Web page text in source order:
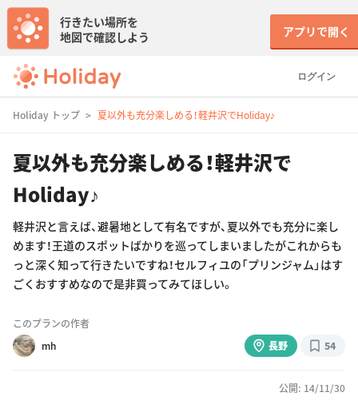
ログイン
行きたい場所を
地図で確認しよう
アプリで開く
Holiday トップ 夏以外も充分楽しめる！軽井沢でHoliday♪
夏以外も充分楽しめる！軽井沢で
Holiday♪
軽井沢と言えば、避暑地として有名ですが、夏以外でも充分に楽し
めます！王道のスポットばかりを巡ってしまいましたがこれからも
っと深く知って行きたいですね！セルフィユの「プリンジャム」はす
ごくおすすめなので是非買ってみてほしい。
このプランの作者
mh
長野 54
公開: 14/11/30